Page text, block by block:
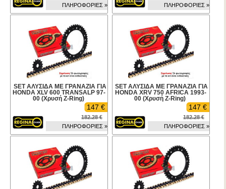
ΠΛΗΡΟΦΟΡΙΕΣ »
ΠΛΗΡΟΦΟΡΙΕΣ »
SET ΑΛΥΣΙΔΑ ΜΕ ΓΡΑΝΑΖΙΑ ΓΙΑ
HONDA XLV 600 TRANSALP 97-
00 (Χρυσή Z-Ring)
147 €
182.28 €
ΠΛΗΡΟΦΟΡΙΕΣ »
SET ΑΛΥΣΙΔΑ ΜΕ ΓΡΑΝΑΖΙΑ ΓΙΑ
HONDA XRV 750 AFRICA 1993-
00 (Χρυσή Z-Ring)
147 €
182.28 €
ΠΛΗΡΟΦΟΡΙΕΣ »